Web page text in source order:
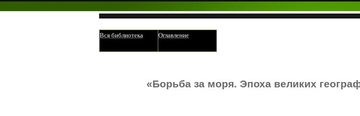
Вся библиотека Оглавление
«Борьба за моря. Эпоха великих